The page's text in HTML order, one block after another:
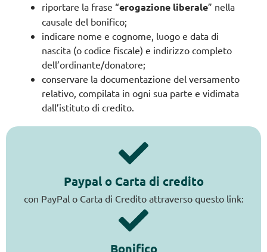
riportare la frase “erogazione liberale” nella
causale del bonifico;
indicare nome e cognome, luogo e data di
nascita (o codice fiscale) e indirizzo completo
dell’ordinante/donatore;
conservare la documentazione del versamento
relativo, compilata in ogni sua parte e vidimata
dall’istituto di credito.
Paypal o Carta di credito
con PayPal o Carta di Credito attraverso questo link:
Bonifico